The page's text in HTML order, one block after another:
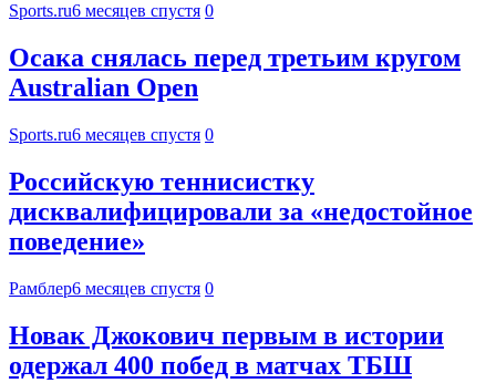
Sports.ru6 месяцев спустя 0
Осака снялась перед третьим кругом
Australian Open
Sports.ru6 месяцев спустя 0
Российскую теннисистку
дисквалифицировали за «недостойное
поведение»
Рамблер6 месяцев спустя 0
Новак Джокович первым в истории
одержал 400 побед в матчах ТБШ